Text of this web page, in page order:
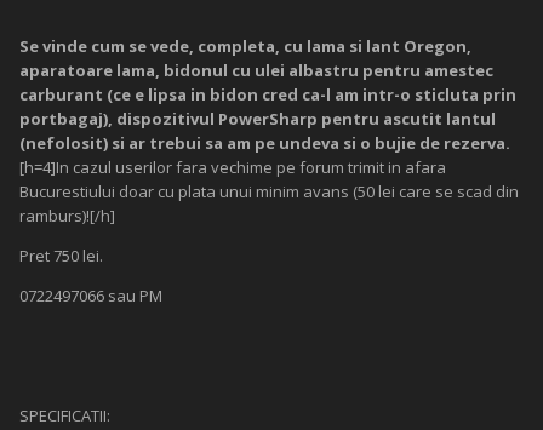
Se vinde cum se vede, completa, cu lama si lant Oregon,
aparatoare lama, bidonul cu ulei albastru pentru amestec
carburant (ce e lipsa in bidon cred ca-l am intr-o sticluta prin
portbagaj), dispozitivul PowerSharp pentru ascutit lantul
(nefolosit) si ar trebui sa am pe undeva si o bujie de rezerva.
[h=4]In cazul userilor fara vechime pe forum trimit in afara
Bucurestiului doar cu plata unui minim avans (50 lei care se scad din
ramburs)![/h]
Pret 750 lei.
0722497066 sau PM
SPECIFICATII: